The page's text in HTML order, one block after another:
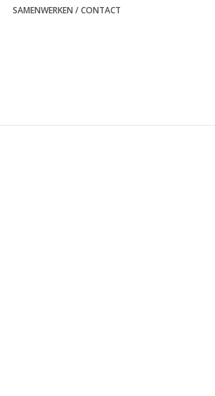
SAMENWERKEN / CONTACT